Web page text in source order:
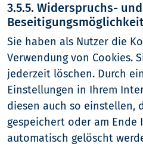
3.5.5. Widerspruchs- und
Sie haben als Nutzer die
Verwendung von Cookies.
jederzeit löschen. Durch
Einstellungen in Ihrem
diesen auch so einstellen,
gespeichert oder am
automatisch gelöscht